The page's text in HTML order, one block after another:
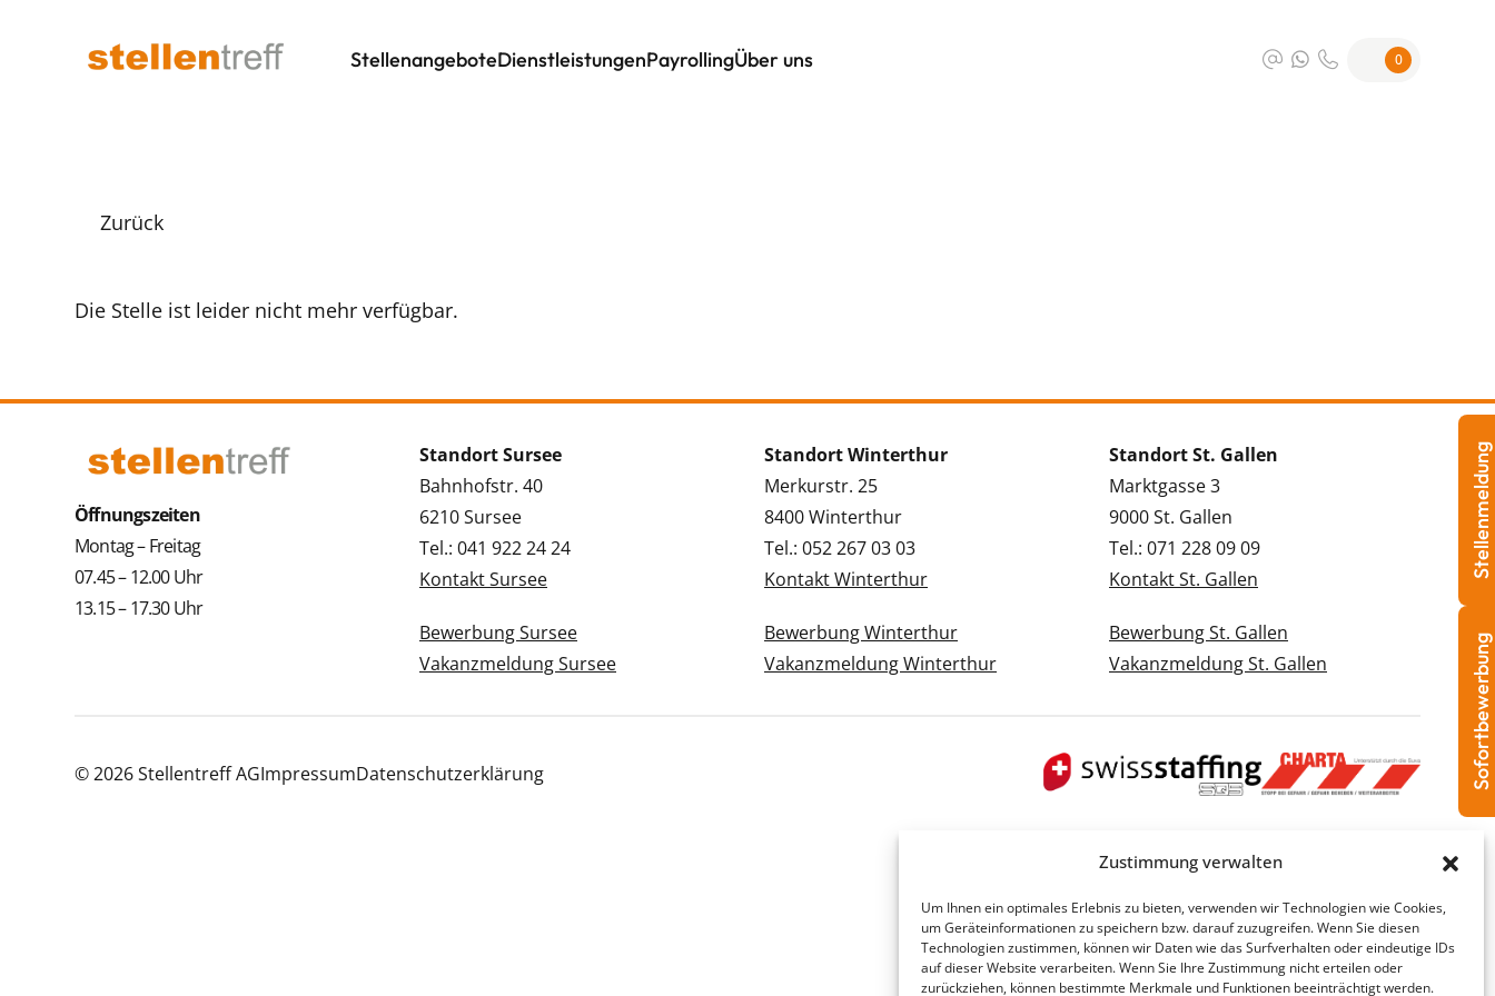
Zustimmung verwalten
Um Ihnen ein optimales Erlebnis zu bieten, verwenden wir Technologien wie Cookies,
um Geräteinformationen zu speichern bzw. darauf zuzugreifen. Wenn Sie diesen
Technologien zustimmen, können wir Daten wie das Surfverhalten oder eindeutige IDs
auf dieser Website verarbeiten. Wenn Sie Ihre Zustimmung nicht erteilen oder
zurückziehen, können bestimmte Merkmale und Funktionen beeinträchtigt werden.
StellenangeboteDienstleistungenPayrollingÜber uns 0
Zurück
Die Stelle ist leider nicht mehr verfügbar.
Öffnungszeiten
Montag – Freitag
07.45 – 12.00 Uhr
13.15 – 17.30 Uhr
Standort Sursee
Bahnhofstr. 40
6210 Sursee
Tel.: 041 922 24 24
Kontakt Sursee
Bewerbung Sursee
Vakanzmeldung Sursee
Standort Winterthur
Merkurstr. 25
8400 Winterthur
Tel.: 052 267 03 03
Kontakt Winterthur
Bewerbung Winterthur
Vakanzmeldung Winterthur
Standort St. Gallen
Marktgasse 3
9000 St. Gallen
Tel.: 071 228 09 09
Kontakt St. Gallen
Bewerbung St. Gallen
Vakanzmeldung St. Gallen
© 2026 Stellentreff AGImpressumDatenschutzerklärung Sofortbewerbung
Stellenmeldung